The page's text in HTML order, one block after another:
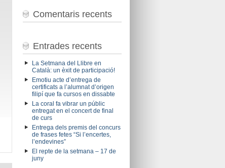
Comentaris recents
Entrades recents
La Setmana del Llibre en
Català: un èxit de participació!
Emotiu acte d’entrega de
certificats a l’alumnat d’origen
filipí que fa cursos en dissabte
La coral fa vibrar un públic
entregat en el concert de final
de curs
Entrega dels premis del concurs
de frases fetes “Si l’encertes,
l’endevines”
El repte de la setmana – 17 de
juny